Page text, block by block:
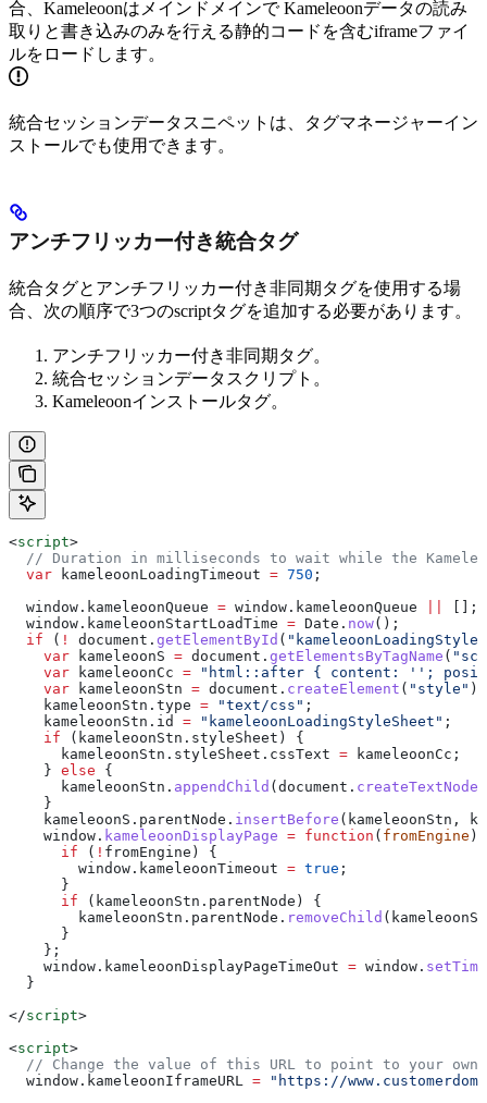
合、Kameleoonはメインドメインで Kameleoonデータの読み
取りと書き込みのみを行える静的コードを含むiframeファイ
ルをロードします。
統合セッションデータスニペットは、タグマネージャーイン
ストールでも使用できます。
アンチフリッカー付き統合タグ
統合タグとアンチフリッカー付き非同期タグを使用する場
合、次の順序で3つのscriptタグを追加する必要があります。
アンチフリッカー付き非同期タグ。
統合セッションデータスクリプト。
Kameleoonインストールタグ。
<script>
// Duration in milliseconds to wait while the
  var
kameleoonLoadingTimeout = 750 ;
  window
. kameleoonQueue = window . kameleoonQueue
[];
  window
. kameleoonStartLoadTime = Date . now();
  if
( ! document . getElementById (
    var
kameleoonS = document . getElementsByTagName (
    var
kameleoonCc = "html::after { content: '';
    var
kameleoonStn = document . createElement ( "style" );
    kameleoonStn
. type = "text/css" ;
    kameleoonStn
. id = "kameleoonLoadingStyleSheet" ;
    if
( kameleoonStn . styleSheet ) {
      kameleoonStn
. styleSheet . cssText = kameleoonCc ;
    }
else {
      kameleoonStn
. appendChild ( document . createTextNode
    }
    kameleoonS
. parentNode . insertBefore ( kameleoonStn ,
    window
. kameleoonDisplayPage = function ( fromEngine )
      if
( ! fromEngine ) {
        window
. kameleoonTimeout = true ;
      }
      if
( kameleoonStn . parentNode ) {
        kameleoonStn
. parentNode . removeChild (
      }
    };
    window
. kameleoonDisplayPageTimeOut = window .
  }
</script>
<script>
// Change the value of this URL to point to your
  window
. kameleoonIframeURL = "https://